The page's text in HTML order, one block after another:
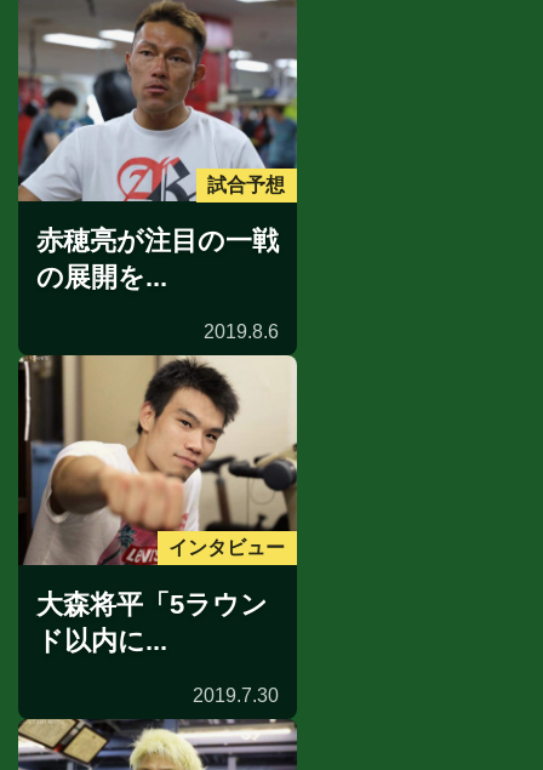
試合予想
赤穂亮が注目の一戦
の展開を...
2019.8.6
インタビュー
大森将平「5ラウン
ド以内に...
2019.7.30